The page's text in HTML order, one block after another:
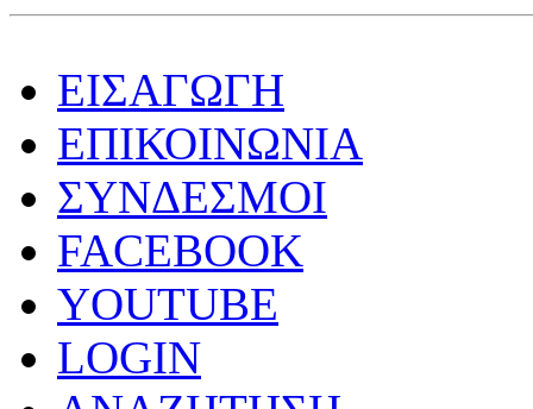
ΕΙΣΑΓΩΓΗ
ΕΠΙΚΟΙΝΩΝΙΑ
ΣΥΝΔΕΣΜΟΙ
FACEBOOK
YOUTUBE
LOGIN